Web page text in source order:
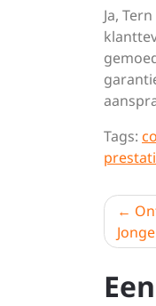
Ja,
Tags: